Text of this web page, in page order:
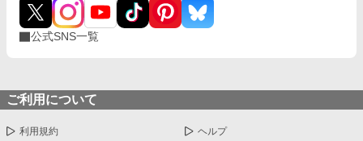
公式SNS一覧
ご利用について
利用規約 ヘルプ